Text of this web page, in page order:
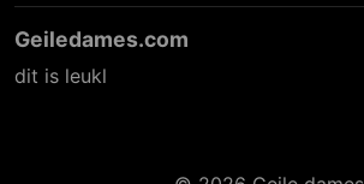
Geiledames.com
dit is leukl